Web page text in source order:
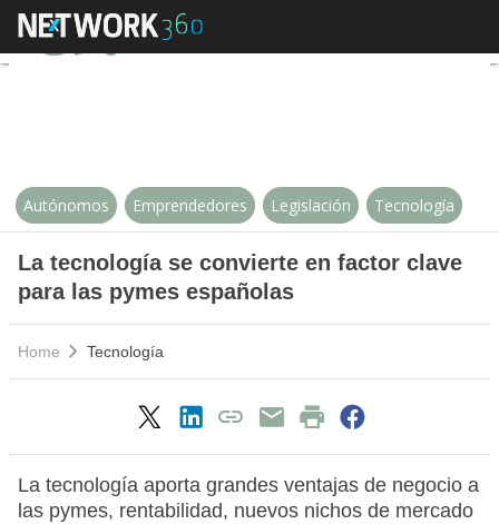
La tecnología se convierte en
Autónomos Emprendedores Legislación Tecnología
La tecnología se convierte en factor clave
para las pymes españolas
Home Tecnología
La tecnología aporta grandes ventajas de negocio a
las pymes, rentabilidad, nuevos nichos de mercado